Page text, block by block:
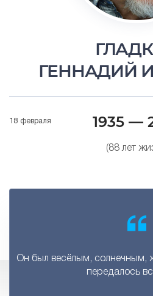
ГЕННАДИЙ
18 февраля 1935 —
(88 лет
Он был весёлым, солнечным,
передалось